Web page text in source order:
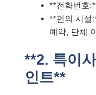
**전화번호
**편의 시설
예약, 단체
**2. 특이
인트**